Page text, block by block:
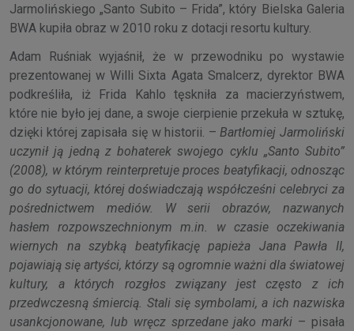
Jarmolińskiego „Santo Subito – Frida”, który Bielska Galeria
BWA kupiła obraz w 2010 roku z dotacji resortu kultury.
Adam Ruśniak wyjaśnił, że w przewodniku po wystawie
prezentowanej w Willi Sixta Agata Smalcerz, dyrektor BWA
podkreśliła, iż Frida Kahlo tęskniła za macierzyństwem,
które nie było jej dane, a swoje cierpienie przekuła w sztukę,
dzięki której zapisała się w historii. – Bartłomiej Jarmoliński
uczynił ją jedną z bohaterek swojego cyklu „Santo Subito”
(2008), w którym reinterpretuje proces beatyfikacji, odnosząc
go do sytuacji, której doświadczają współcześni celebryci za
pośrednictwem mediów. W serii obrazów, nazwanych
hasłem rozpowszechnionym m.in. w czasie oczekiwania
wiernych na szybką beatyfikację papieża Jana Pawła II,
pojawiają się artyści, którzy są ogromnie ważni dla światowej
kultury, a których rozgłos związany jest często z ich
przedwczesną śmiercią. Stali się symbolami, a ich nazwiska
usankcjonowane, lub wręcz sprzedane jako marki – pisała